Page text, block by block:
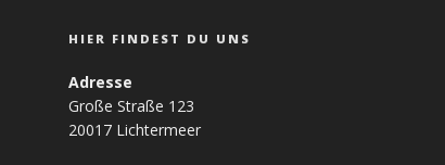
HIER FINDEST DU UNS
Adresse
Große Straße 123
20017 Lichtermeer